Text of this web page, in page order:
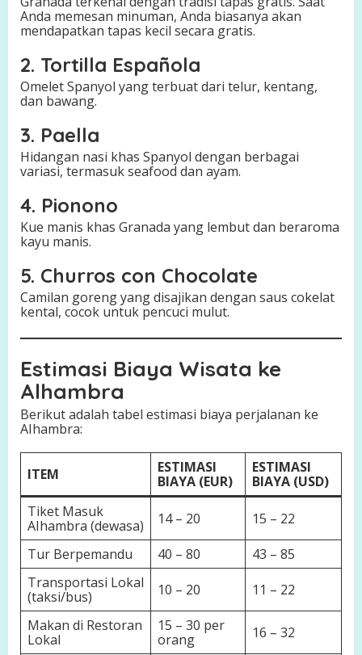
Anda memesan minuman, Anda biasanya akan
mendapatkan tapas kecil secara gratis.
2. Tortilla Española
Omelet Spanyol yang terbuat dari telur, kentang,
dan bawang.
3. Paella
Hidangan nasi khas Spanyol dengan berbagai
variasi, termasuk seafood dan ayam.
4. Pionono
Kue manis khas Granada yang lembut dan beraroma
kayu manis.
5. Churros con Chocolate
Camilan goreng yang disajikan dengan saus cokelat
kental, cocok untuk pencuci mulut.
Estimasi Biaya Wisata ke
Alhambra
Berikut adalah tabel estimasi biaya perjalanan ke
AIhambra:
ITEM
ESTIMASI
BIAYA (EUR)
ESTIMASI
BIAYA (USD)
Tiket Masuk
AIhambra (dewasa)
14 – 20
15 – 22
Tur Berpemandu
40 – 80
43 – 85
Transportasi Lokal
(taksi/bus)
10 – 20
11 – 22
Makan di Restoran
Lokal
15 – 30 per
orang
16 – 32